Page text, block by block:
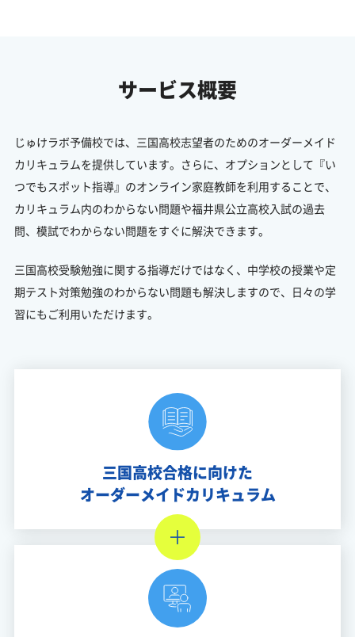
サービス概要
じゅけラボ予備校では、三国高校志望者のためのオーダーメイド
カリキュラムを提供しています。さらに、オプションとして『い
つでもスポット指導』のオンライン家庭教師を利用することで、
カリキュラム内のわからない問題や福井県公立高校入試の過去
問、模試でわからない問題をすぐに解決できます。
三国高校受験勉強に関する指導だけではなく、中学校の授業や定
期テスト対策勉強のわからない問題も解決しますので、日々の学
習にもご利用いただけます。
三国高校合格に向けた
オーダーメイドカリキュラム